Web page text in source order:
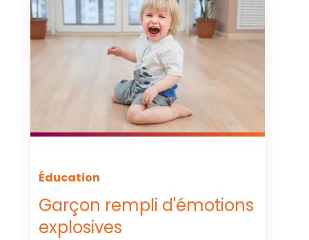
Éducation
Garçon rempli d'émotions
explosives